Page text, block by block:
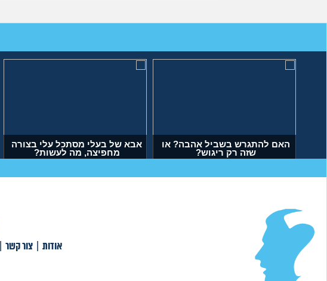
אבא של בעלי מסתכל עלי בצורה
מחפיצה, מה לעשות?
האם להתגרש בשביל אהבה? או
שזה רק ריגוש?
אודות|צור קשר|פרסם אודות צור קשר